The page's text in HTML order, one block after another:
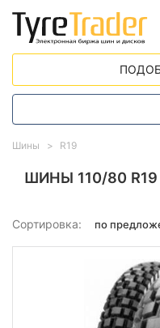
ШИНЫ 110/80 R19
Сортировка:
Шины R19
Диапазон цен
от
Подбор по параметрам
110